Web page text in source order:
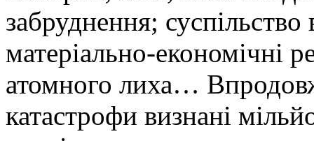
забруднення; суспільство
матеріально-економічні
атомного лиха… Впродовж
катастрофи визнані